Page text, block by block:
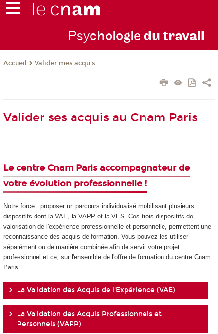
Psychologie du travail
Accueil Valider mes acquis
Valider ses acquis au Cnam Paris
Le centre Cnam Paris accompagnateur de
votre évolution professionnelle !
Notre force : proposer un parcours individualisé mobilisant plusieurs
dispositifs dont la VAE , la VAPP et la VES . Ces trois dispositifs de
valorisation de l'expérience professionnelle et personnelle, permettent une
reconnaissance des acquis de formation. Vous pouvez les utiliser
séparément ou de manière combinée afin de servir votre projet
professionnel et ce, sur l'ensemble de l'offre de formation du centre Cnam
Paris.
La Validation des Acquis de l'Expérience (VAE)
La Validation des Acquis Professionnels et
Personnels (VAPP)